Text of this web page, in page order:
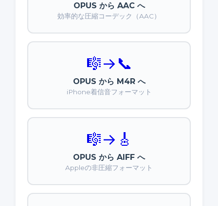
OPUS から AAC へ
効率的な圧縮コーデック（AAC）
🎼→📞
OPUS から M4R へ
iPhone着信音フォーマット
🎼→ 🎸
OPUS から AIFF へ
Appleの非圧縮フォーマット